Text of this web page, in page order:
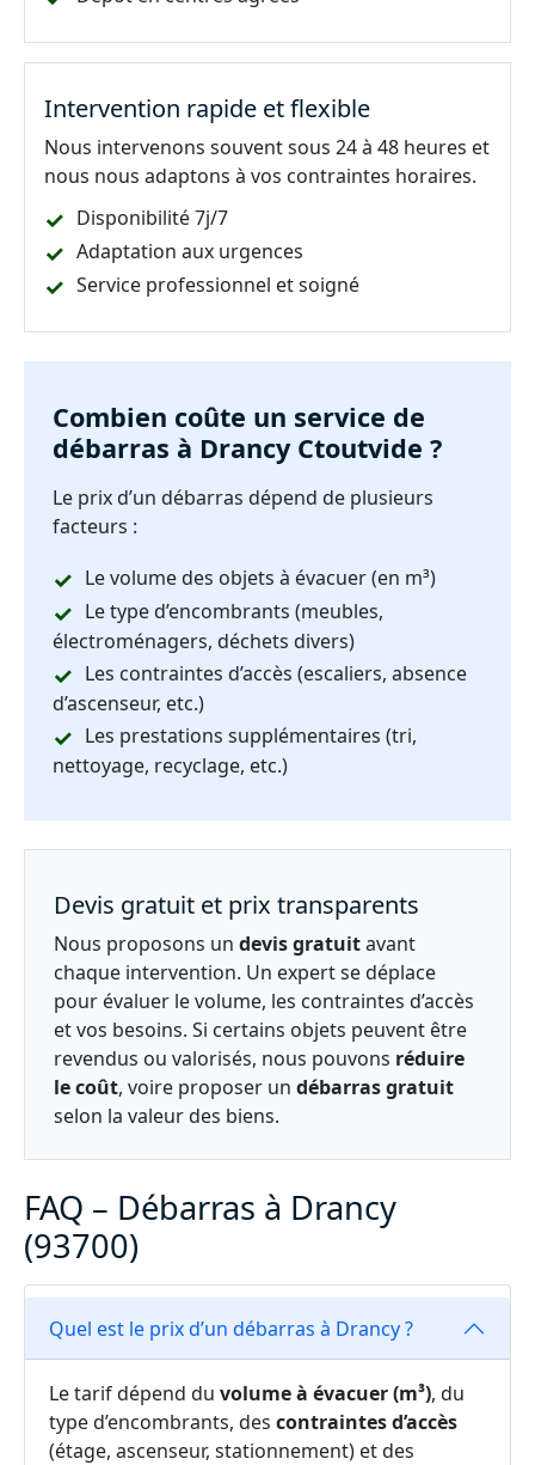
Intervention rapide et flexible
Nous intervenons souvent sous 24 à 48 heures et
nous nous adaptons à vos contraintes horaires.
Disponibilité 7j/7
Adaptation aux urgences
Service professionnel et soigné
Combien coûte un service de
débarras à Drancy Ctoutvide ?
Le prix d’un débarras dépend de plusieurs
facteurs :
Le volume des objets à évacuer (en m³)
Le type d’encombrants (meubles,
électroménagers, déchets divers)
Les contraintes d’accès (escaliers, absence
d’ascenseur, etc.)
Les prestations supplémentaires (tri,
nettoyage, recyclage, etc.)
Devis gratuit et prix transparents
Nous proposons un devis gratuitavant
chaque intervention. Un expert se déplace
pour évaluer le volume, les contraintes d’accès
et vos besoins. Si certains objets peuvent être
revendus ou valorisés, nous pouvons réduire
le coût, voire proposer un débarras gratuit
selon la valeur des biens.
FAQ – Débarras à Drancy
(93700)
Quel est le prix d’un débarras à Drancy ?
Le tarif dépend du volume à évacuer (m³), du
type d’encombrants, des contraintes d’accès
(étage, ascenseur, stationnement) et des